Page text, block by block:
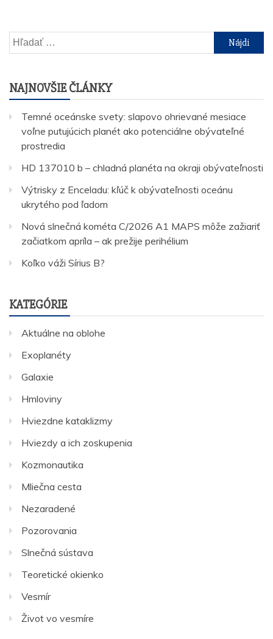
Hľadať:
NAJNOVŠIE ČLÁNKY
Temné oceánske svety: slapovo ohrievané mesiace
voľne putujúcich planét ako potenciálne obývateľné
prostredia
HD 137010 b – chladná planéta na okraji obývateľnosti
Výtrisky z Enceladu: kľúč k obývateľnosti oceánu
ukrytého pod ľadom
Nová slnečná kométa C/2026 A1 MAPS môže zažiariť
začiatkom apríla – ak prežije perihélium
Koľko váži Sírius B?
KATEGÓRIE
Aktuálne na oblohe
Exoplanéty
Galaxie
Hmloviny
Hviezdne kataklizmy
Hviezdy a ich zoskupenia
Kozmonautika
Mliečna cesta
Nezaradené
Pozorovania
Slnečná sústava
Teoretické okienko
Vesmír
Život vo vesmíre